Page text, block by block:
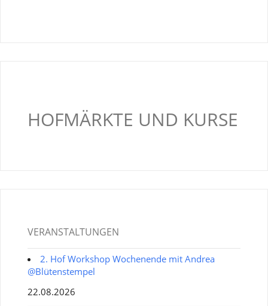
HOFMÄRKTE UND KURSE
VERANSTALTUNGEN
2. Hof Workshop Wochenende mit Andrea
@Blütenstempel
22.08.2026